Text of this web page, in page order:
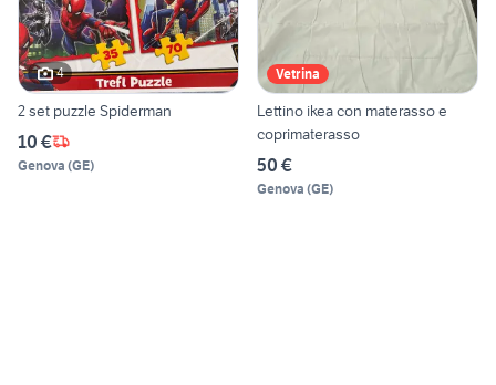
4
2 set puzzle Spiderman
10 €
Genova (GE)
Vetrina
Lettino ikea con materasso e
coprimaterasso
50 €
Genova (GE)